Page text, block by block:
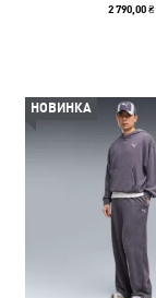
2 790,00 ₴
НОВИНКА